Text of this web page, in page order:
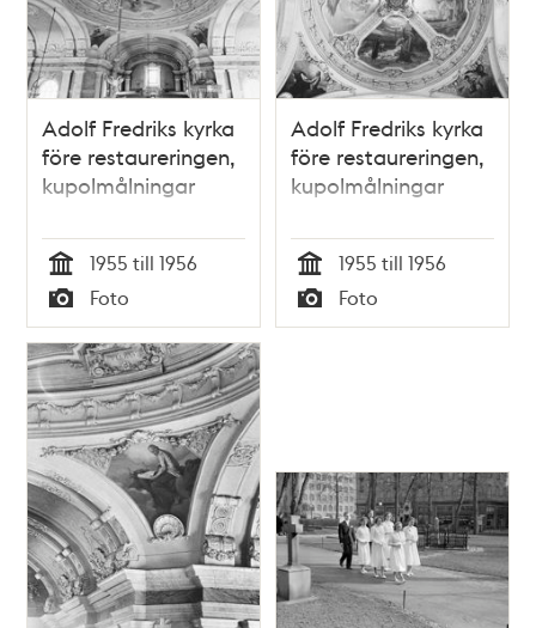
Adolf Fredriks kyrka
före restaureringen,
kupolmålningar
Tid
1955 till 1956
Typ
Foto
Adolf Fredriks kyrka
före restaureringen,
kupolmålningar
Tid
1955 till 1956
Typ
Foto